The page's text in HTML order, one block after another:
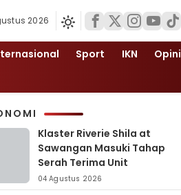
2026
Sport IKN
Opini
Klaster Riverie Shila at
Sawangan Masuki Tahap
Serah Terima Unit
04 Agustus 2026